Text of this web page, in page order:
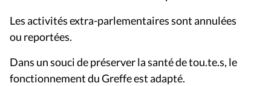
Les activités extra-parlementaires sont annulées
ou reportées.
Dans un souci de préserver la santé de tou.te.s, le
fonctionnement du Greffe est adapté.